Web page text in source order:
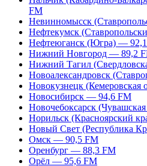
FM
Невинномысск
Нефтекумск
Нефтеюганск (Югра) —
Нижний Новгород — 89,2
Нижний Тагил
Новоалександровск
Новокузнецк (Кемеровская
Новосибирск — 94,6 FM
Новочебоксарск
Норильск (Красноярский
Новый Свет (Республика
Омск — 90,5 FM
Оренбург — 88,3 FM
Орёл — 95,6 FM